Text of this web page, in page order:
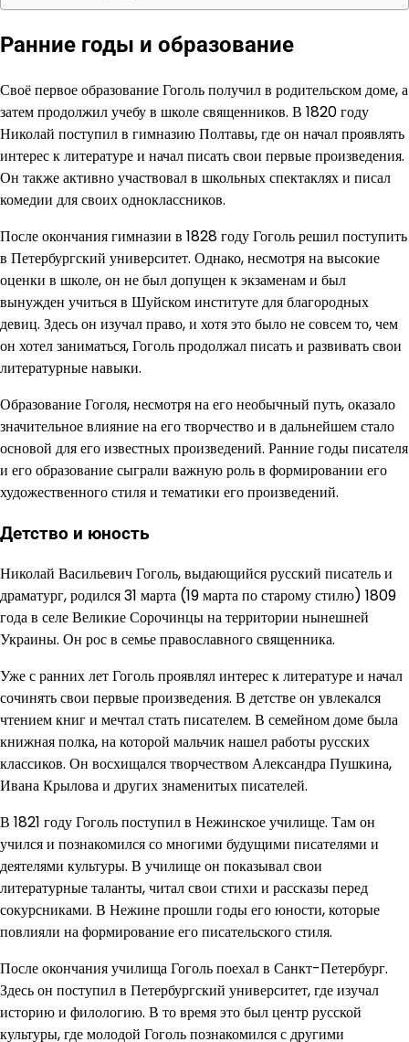
Ранние годы и образование
Своё первое образование Гоголь получил в родительском доме, а
затем продолжил учебу в школе священников. В 1820 году
Николай поступил в гимназию Полтавы, где он начал проявлять
интерес к литературе и начал писать свои первые произведения.
Он также активно участвовал в школьных спектаклях и писал
комедии для своих одноклассников.
После окончания гимназии в 1828 году Гоголь решил поступить
в Петербургский университет. Однако, несмотря на высокие
оценки в школе, он не был допущен к экзаменам и был
вынужден учиться в Шуйском институте для благородных
девиц. Здесь он изучал право, и хотя это было не совсем то, чем
он хотел заниматься, Гоголь продолжал писать и развивать свои
литературные навыки.
Образование Гоголя, несмотря на его необычный путь, оказало
значительное влияние на его творчество и в дальнейшем стало
основой для его известных произведений. Ранние годы писателя
и его образование сыграли важную роль в формировании его
художественного стиля и тематики его произведений.
Детство и юность
Николай Васильевич Гоголь, выдающийся русский писатель и
драматург, родился 31 марта (19 марта по старому стилю) 1809
года в селе Великие Сорочинцы на территории нынешней
Украины. Он рос в семье православного священника.
Уже с ранних лет Гоголь проявлял интерес к литературе и начал
сочинять свои первые произведения. В детстве он увлекался
чтением книг и мечтал стать писателем. В семейном доме была
книжная полка, на которой мальчик нашел работы русских
классиков. Он восхищался творчеством Александра Пушкина,
Ивана Крылова и других знаменитых писателей.
В 1821 году Гоголь поступил в Нежинское училище. Там он
учился и познакомился со многими будущими писателями и
деятелями культуры. В училище он показывал свои
литературные таланты, читал свои стихи и рассказы перед
сокурсниками. В Нежине прошли годы его юности, которые
повлияли на формирование его писательского стиля.
После окончания училища Гоголь поехал в Санкт-Петербург.
Здесь он поступил в Петербургский университет, где изучал
историю и филологию. В то время это был центр русской
культуры, где молодой Гоголь познакомился с другими